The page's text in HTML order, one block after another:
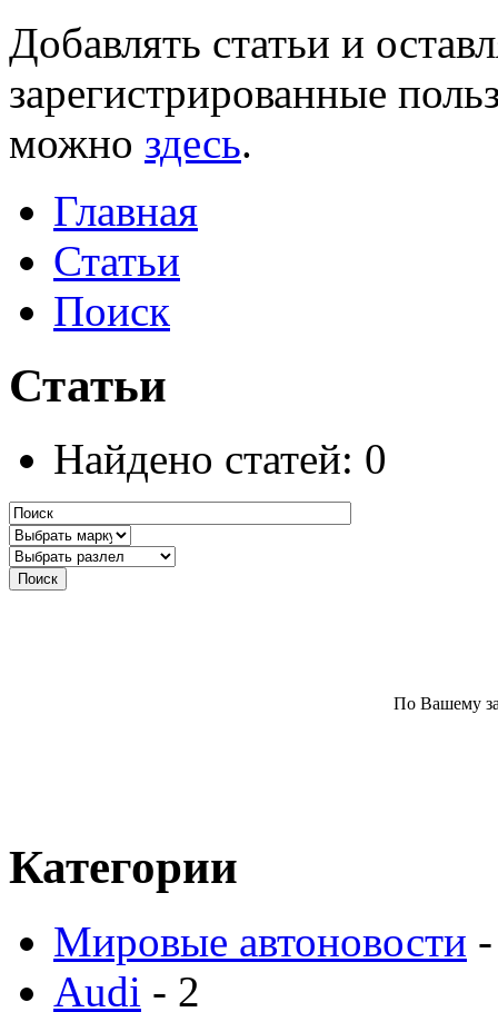
Добавлять статьи и
зарегистрированные
можно здесь.
Главная
Статьи
Поиск
Статьи
Найдено статей: 0
По Вашему
Категории
Мировые автоновости
Audi - 2